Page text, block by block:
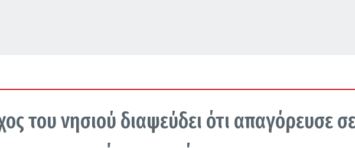
του νησιού διαψεύδει ότι απαγόρευσε